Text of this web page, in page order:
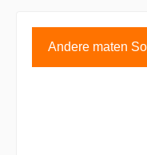
Andere maten